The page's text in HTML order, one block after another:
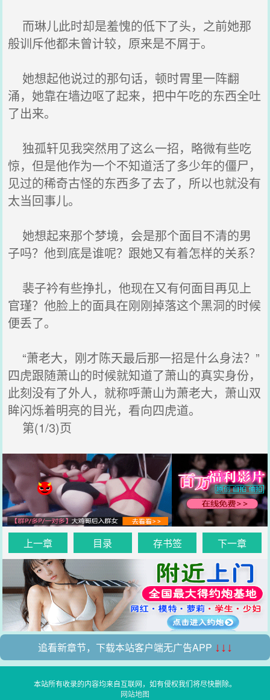
而琳儿此时却是羞愧的低下了头，之前她那
般训斥他都未曾计较，原来是不屑于。
她想起他说过的那句话，顿时胃里一阵翻
涌，她靠在墙边呕了起来，把中午吃的东西全吐
了出来。
独孤轩见我突然用了这么一招，略微有些吃
惊，但是他作为一个不知道活了多少年的僵尸，
见过的稀奇古怪的东西多了去了，所以也就没有
太当回事儿。
她想起来那个梦境，会是那个面目不清的男
子吗？他到底是谁呢？跟她又有着怎样的关系？
裴子衿有些挣扎，他现在又有何面目再见上
官瑾？他脸上的面具在刚刚掉落这个黑洞的时候
便丢了。
“萧老大，刚才陈天最后那一招是什么身法？”
四虎跟随萧山的时候就知道了萧山的真实身份，
此刻没有了外人，就称呼萧山为萧老大，萧山双
眸闪烁着明亮的目光，看向四虎道。
第(1/3)页
上一章 目录 存书签 下一章
追看新章节，下载本站客户端无广告APP ↓↓↓
本站所有收录的内容均来自互联网，如有侵权我们将尽快删除。
网站地图